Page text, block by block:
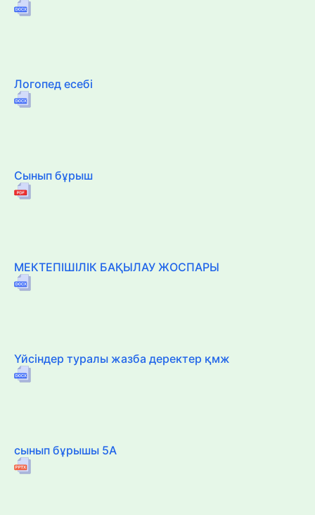
Логопед есебі
Сынып бұрыш
МЕКТЕПІШІЛІК БАҚЫЛАУ ЖОСПАРЫ
Үйсіндер туралы жазба деректер қмж
сынып бұрышы 5А